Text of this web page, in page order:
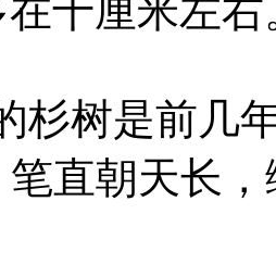
十厘米左右
树是前几年
笔直朝天长